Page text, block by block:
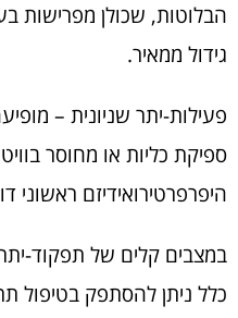
הבלוטות, שכולן מפרישות
גידול ממאיר.
פעילות-יתר שניונית –
היפרפרטירואידיזם ראשוני
במצבים קלים של תפקוד-
כלל ניתן להסתפק בטיפול